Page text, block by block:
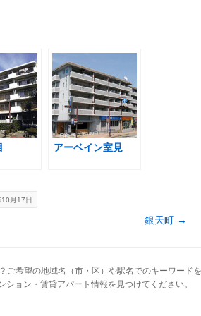
アーベイン室見
月17日
銀天町 →
希望の地域名（市・区）や駅名でのキーワード
ョン・賃貸アパート情報を見つけてください。